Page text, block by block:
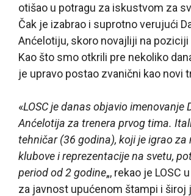
otišao u potragu za iskustvom za
Čak je izabrao i suprotno verujući
Anćelotiju, skoro novajliji na poziciji
Kao što smo otkrili pre nekoliko
je upravo postao zvanični kao novi
«LOSC je danas objavio imenovanje
Anćelotija za trenera prvog tima.
tehničar (36 godina), koji je igrao za
klubove i reprezentacije na svetu,
period od 2 godine„, rekao je LOSC
za javnost upućenom štampi i široj